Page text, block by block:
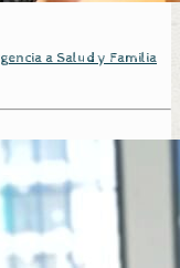
a Salud y Familia